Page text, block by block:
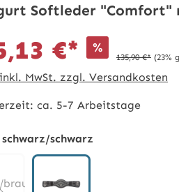
Softleder "Comfort"
€* %
135,90 €* (23%
MwSt. zzgl. Versandkosten
ca. 5-7 Arbeitstage
schwarz/schwarz